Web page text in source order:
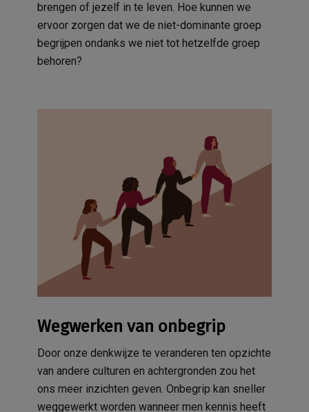
brengen of jezelf in te leven. Hoe kunnen we
ervoor zorgen dat we de niet-dominante groep
begrijpen ondanks we niet tot hetzelfde groep
behoren?
Wegwerken van onbegrip
Door onze denkwijze te veranderen ten opzichte
van andere culturen en achtergronden zou het
ons meer inzichten geven. Onbegrip kan sneller
weggewerkt worden wanneer men kennis heeft